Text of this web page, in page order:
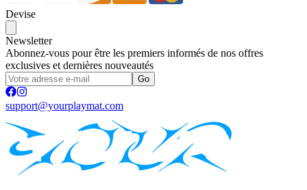
Devise
Newsletter
Abonnez-vous pour être les premiers informés de nos offres
exclusives et dernières nouveautés
Go
support@yourplaymat.com